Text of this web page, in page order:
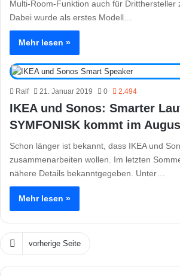
Multi-Room-Funktion auch für Dritthersteller
Dabei wurde als erstes Modell…
Mehr lesen »
Ralf 21. Januar 2019 0 2.494
IKEA und Sonos: Smarter
SYMFONISK kommt im
Schon länger ist bekannt, dass IKEA und
zusammenarbeiten wollen. Im letzten
nähere Details bekanntgegeben. Unter…
Mehr lesen »
vorherige Seite